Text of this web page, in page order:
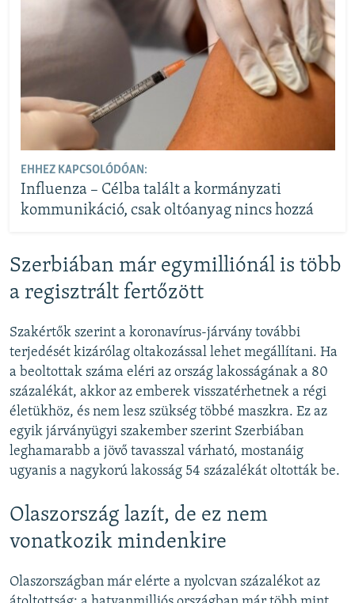
EHHEZ KAPCSOLÓDÓAN:
Influenza – Célba talált a kormányzati
kommunikáció, csak oltóanyag nincs hozzá
Szerbiában már egymilliónál is több
a regisztrált fertőzött
Szakértők szerint a koronavírus-járvány további
terjedését kizárólag oltakozással lehet megállítani. Ha
a beoltottak száma eléri az ország lakosságának a 80
százalékát, akkor az emberek visszatérhetnek a régi
életükhöz, és nem lesz szükség többé maszkra. Ez az
egyik járványügyi szakember szerint Szerbiában
leghamarabb a jövő tavasszal várható, mostanáig
ugyanis a nagykorú lakosság 54 százalékát oltották be.
Olaszország lazít, de ez nem
vonatkozik mindenkire
Olaszországban már elérte a nyolcvan százalékot az